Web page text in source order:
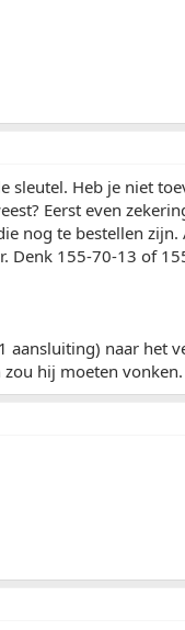
sleutel. Heb je niet
Eerst even
nog te bestellen
Denk 155-70-13 of
aansluiting) naar het
hij moeten vonken.